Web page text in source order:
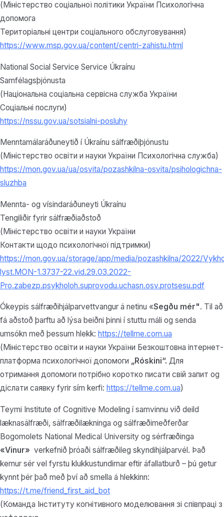
(Міністерство соціальної політики України Психологічна
допомога
Територіальні центри соціального обслуговування)
https://www.msp.gov.ua/content/centri-zahistu.html
National Social Service Service Úkraínu
Samfélagsþjónusta
(Національна соціальна сервісна служба України
Соціальні послуги)
https://nssu.gov.ua/sotsialni-posluhy
Menntamálaráðuneytið í Úkraínu sálfræðiþjónustu
(Міністерство освіти и науки України Психологічна служба)
https://mon.gov.ua/ua/osvita/pozashkilna-osvita/psihologichna-
sluzhba
Mennta- og vísindaráðuneyti Úkraínu
Tengiliðir fyrir sálfræðiaðstoð
(Міністерство освіти и науки України
Контакти щодо психологічної підтримки)
https://mon.gov.ua/storage/app/media/pozashkilna/2022/
lyst.MON-1.3737-22.vid.29.03.2022-
Pro.zabezp.psykholoh.suprovodu.uchasn.osv.protsesu.pdf
Ókeypis sálfræðihjálparvettvangur á netinu «Segðu mér". Til að
fá aðstoð þarftu að lýsa beiðni þinni í stuttu máli og senda
umsókn með þessum hlekk: https://tellme.com.ua
(Міністерство освіти и науки України Безкоштовна іnтернет-
платформа психологічної допомоги „Róskini“. Для
отримання допомоги потрібно коротко писати свій запит og
діслати саявку fyrir sím kerfi: https://tellme.com.ua)
Teymi Institute of Cognitive Modeling í samvinnu við deild
læknasálfræði, sálfræðilækninga og sálfræðimeðferðar
Bogomolets National Medical University og sérfræðinga
«Vinur» verkefnið þróaði sálfræðileg skyndihjálparvél. Það
kemur sér vel fyrstu klukkustundirnar eftir áfallatburð – þú getur
kynnt þér það með því að smella á hlekkinn:
https://t.me/friend_first_aid_bot
(Команда Інституту когнітивного моделювання зі співпраці з